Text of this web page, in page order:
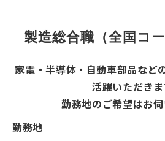
製造総合職（全国コ
家電・半導体・自動車部品など
活躍いただきま
勤務地のご希望はお伺
勤務地